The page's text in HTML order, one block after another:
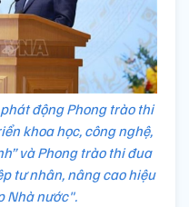
động Phong trào thi
khoa học, công nghệ,
và Phong trào thi đua
tư nhân, nâng cao hiệu
Nhà nước".